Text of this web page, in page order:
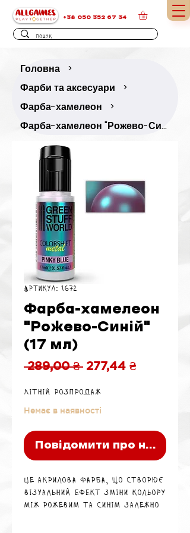
+38 050 352 67 34
Головна >
Фарби та аксесуари >
Фарба-хамелеон >
Фарба-хамелеон "Рожево-Синій" (17 мл)
Артикул: 1672
Фарба-хамелеон
"Рожево-Синій"
(17 мл)
289,00 ₴ Звичайна
277,44 ₴За
Літній розпродаж
Немає в наявності
Повідомити про
Це акрилова фарба, що створює
візуальний ефект зміни кольору
між рожевим та синім залежно